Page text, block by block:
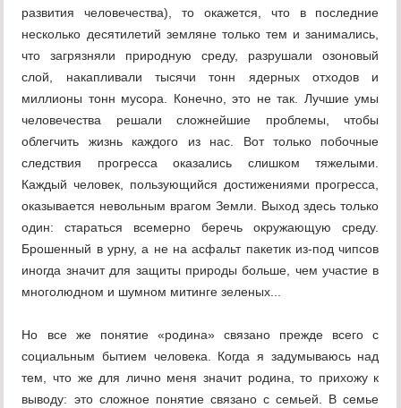
развития человечества), то окажется, что в последние
несколько десятилетий земляне только тем и занимались,
что загрязняли природную среду, разрушали озоновый
слой, накапливали тысячи тонн ядерных отходов и
миллионы тонн мусора. Конечно, это не так. Лучшие умы
человечества решали сложнейшие проблемы, чтобы
облегчить жизнь каждого из нас. Вот только побочные
следствия прогресса оказались слишком тяжелыми.
Каждый человек, пользующийся достижениями прогресса,
оказывается невольным врагом Земли. Выход здесь только
один: стараться всемерно беречь окружающую среду.
Брошенный в урну, а не на асфальт пакетик из-под чипсов
иногда значит для защиты природы больше, чем участие в
многолюдном и шумном митинге зеленых...
Но все же понятие «родина» связано прежде всего с
социальным бытием человека. Когда я задумываюсь над
тем, что же для лично меня значит родина, то прихожу к
выводу: это сложное понятие связано с семьей. В семье